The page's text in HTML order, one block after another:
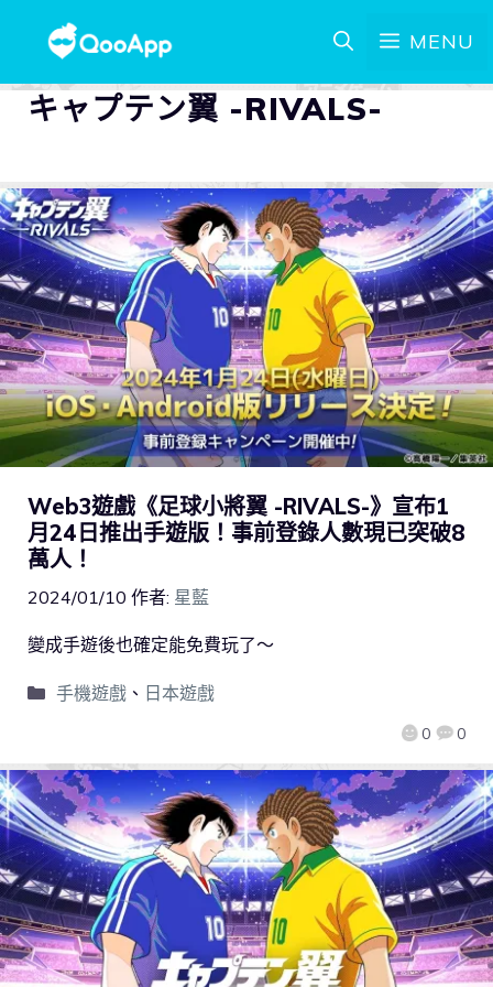
MENU
キャプテン翼 -RIVALS-
Web3遊戲《足球小將翼 -RIVALS-》宣布1
月24日推出手遊版！事前登錄人數現已突破8
萬人！
2024/01/10 作者: 星藍
0 0
變成手遊後也確定能免費玩了～
手機遊戲、 日本遊戲